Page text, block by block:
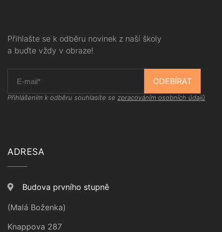
Přihlašte se k odběru novinek z naší školy
a buďte vždy v obraze!
ODEBÍRAT
Přihlášením k odběru souhlasíte se zpracováním osobních údajů
ADRESA
Budova prvního stupně
(Malá Boženka)
Knappova 287